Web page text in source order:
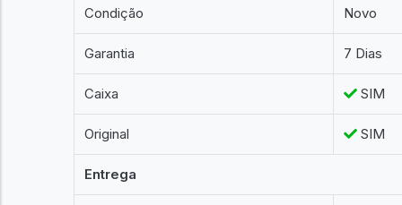
Condição Novo
Garantia 7 Dias
Caixa SIM
Original SIM
Entrega